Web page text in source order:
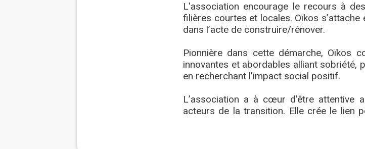
L'association encourage le recours à
filières courtes et locales. Oïkos s’attache
dans l’acte de construire/rénover.
Pionnière dans cette démarche, Oïkos
innovantes et abordables alliant sobriété,
en recherchant l’impact social positif.
L’association a à cœur d’être attentive
acteurs de la transition. Elle crée le lien
transmettre expériences et